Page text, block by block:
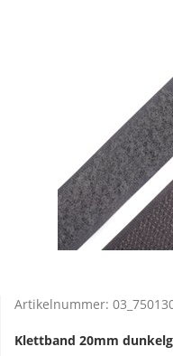
Artikelnummer:
Klettband 20mm